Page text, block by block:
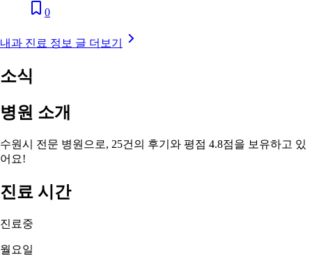
0
내과 진료 정보 글 더보기
소식
병원 소개
수원시 전문 병원으로, 25건의 후기와 평점 4.8점을 보유하고 있
어요!
진료 시간
진료중
월요일